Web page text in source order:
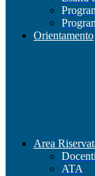
Orientamento
Area
Docenti
ATA